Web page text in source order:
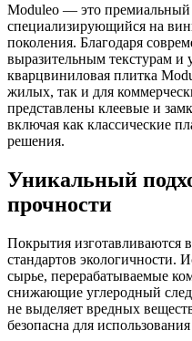
Moduleo — это премиальный
специализирующийся на
поколения. Благодаря
выразительным текстурам и
кварцвиниловая плитка
жилых, так и для
представлены клеевые и
включая как классические
решения.
Уникальный
прочности
Покрытия изготавливаются
стандартов экологичности.
сырье, перерабатываемые
снижающие углеродный
не выделяет вредных
безопасна для